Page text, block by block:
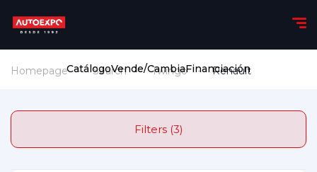
CatálogoVende/CambiaFinanciación
Homepage Search Twingo Renault
Filters (3)